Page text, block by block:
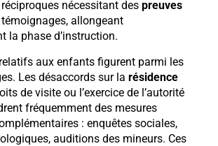
nécessitant des preuves
allongeant
la phase d’instruction.
aux enfants figurent parmi les
Les désaccords sur la résidence
de visite ou l’exercice de l’autorité
fréquemment des mesures
: enquêtes sociales,
auditions des mineurs. Ces